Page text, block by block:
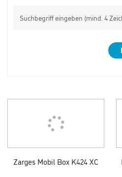
Zarges Mobil Box K424 XC